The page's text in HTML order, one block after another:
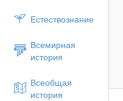
Естествознание
Всемирная
история
Всеобщая
история